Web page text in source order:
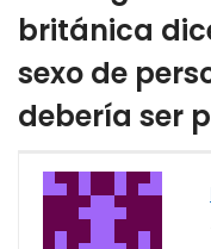
británica
sexo de
debería ser